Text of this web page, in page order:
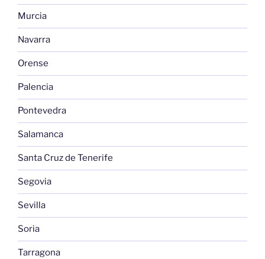
Murcia
Navarra
Orense
Palencia
Pontevedra
Salamanca
Santa Cruz de Tenerife
Segovia
Sevilla
Soria
Tarragona